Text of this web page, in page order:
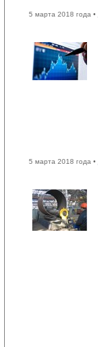
5 марта 2018 года •
5 марта 2018 года •